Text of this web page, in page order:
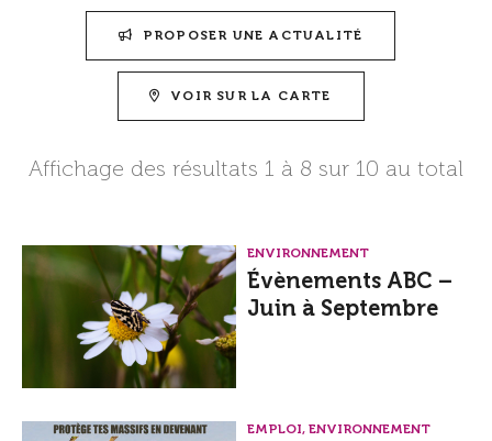
PROPOSER UNE ACTUALITÉ
VOIR SUR LA CARTE
Affichage des résultats 1 à 8 sur 10 au total
ENVIRONNEMENT
Évènements ABC –
Juin à Septembre
EMPLOI, ENVIRONNEMENT